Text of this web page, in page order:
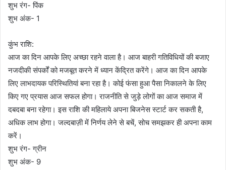
शुभ रंग- पिंक
शुभ अंक- 1
कुंभ राशि:
आज का दिन आपके लिए अच्छा रहने वाला है। आज बाहरी गतिविधियों की बजाए
नजदीकी संपर्कों को मजबूत करने में ध्यान केंद्रित करेंगे। आज का दिन आपके
लिए लाभदायक परिस्थितियां बना रहा है। कोई फंसा हुआ पैसा निकालने के लिए
किए गए प्रयास आज सफल होगा। राजनीति से जुड़े लोगों का आज समाज में
दबदबा बना रहेगा। इस राशि की महिलाये अपना बिजनेस स्टार्ट कर सकती है,
अधिक लाभ होगा। जल्दबाज़ी में निर्णय लेने से बचें, सोच समझकर ही अपना काम
करें।
शुभ रंग- ग्रीन
शुभ अंक- 9